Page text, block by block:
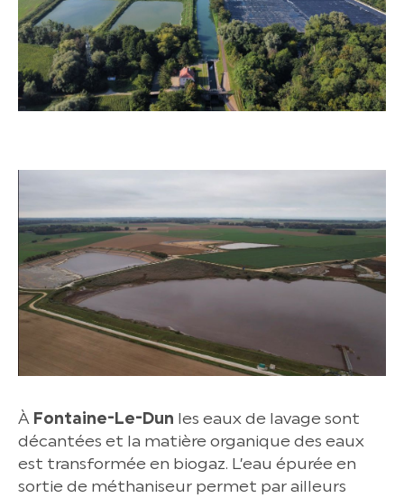
À Fontaine-Le-Dun les eaux de lavage sont
décantées et la matière organique des eaux
est transformée en biogaz. L’eau épurée en
sortie de méthaniseur permet par ailleurs